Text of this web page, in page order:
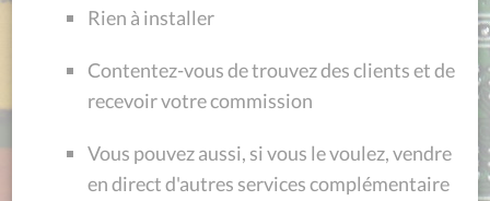
Rien à installer
Contentez-vous de trouvez des clients et de
recevoir votre commission
Vous pouvez aussi, si vous le voulez, vendre
en direct d'autres services complémentaire